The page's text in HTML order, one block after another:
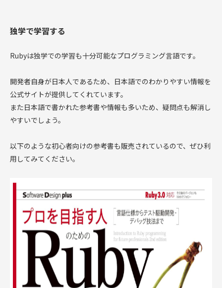
独学で学習する
Rubyは独学での学習も十分可能なプログラミング言語です。
開発者自身が日本人であるため、日本語でのわかりやすい情報を
公式サイトが提供してくれています。
また日本語で書かれた参考書や情報も多いため、疑問点も解消し
やすいでしょう。
以下のような初心者向けの参考書も販売されているので、ぜひ利
用してみてください。